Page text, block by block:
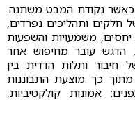
נקודת המבט משתנה.
ותהליכים נפרדים,
משמעויות והשפעות
הדגש עובר מחיפוש אחר
חיבור ותלות הדדית בין
מתוך כך מוצעת התבוננות
אמונות קולקטיביות,